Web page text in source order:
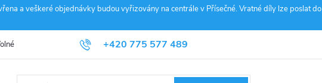
a veškeré objednávky budou vyřizovány na centrále v Přísečné. Vratné díly lze poslat
+420 775 577 489
info@janousek-motorsport.cz
pozice Obchodní podmínky Reklamace